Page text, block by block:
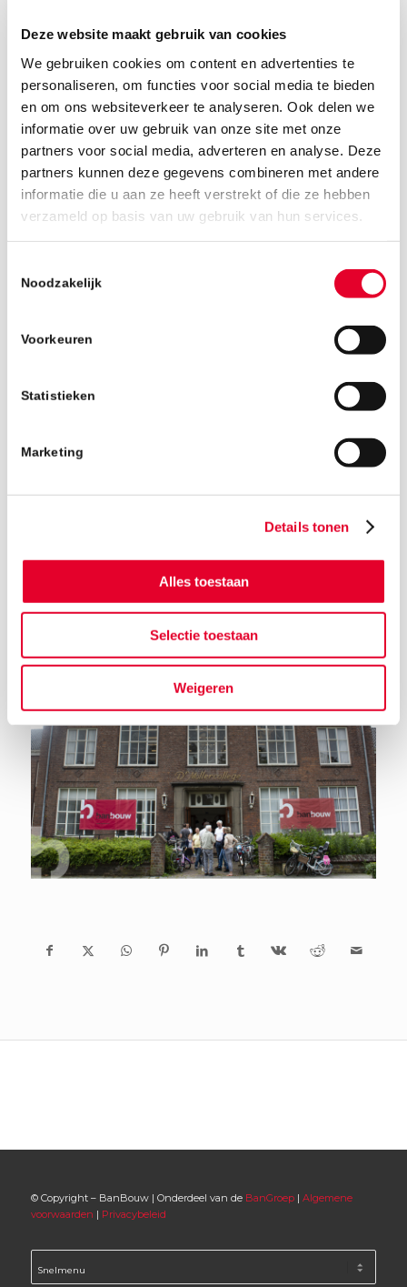
Deze website maakt gebruik van cookies
We gebruiken cookies om content en advertenties te
personaliseren, om functies voor social media te bieden
en om ons websiteverkeer te analyseren. Ook delen we
informatie over uw gebruik van onze site met onze
partners voor social media, adverteren en analyse. Deze
partners kunnen deze gegevens combineren met andere
informatie die u aan ze heeft verstrekt of die ze hebben
verzameld op basis van uw gebruik van hun services.
Noodzakelijk
Voorkeuren
Statistieken
Marketing
Details tonen
Alles toestaan
Selectie toestaan
Weigeren
19 juni 2019
© Copyright – BanBouw | Onderdeel van de BanGroep| Algemene
voorwaarden | Privacybeleid